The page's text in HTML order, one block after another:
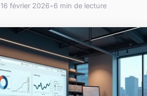
16 février 2026•6 min de lecture